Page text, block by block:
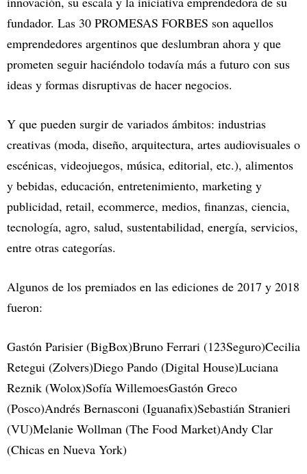
fundador. Las 30 PROMESAS FORBES son aquellos
emprendedores argentinos que deslumbran ahora y que
prometen seguir haciéndolo todavía más a futuro con sus
ideas y formas disruptivas de hacer negocios.
Y que pueden surgir de variados ámbitos: industrias
creativas (moda, diseño, arquitectura, artes audiovisuales o
escénicas, videojuegos, música, editorial, etc.), alimentos
y bebidas, educación, entretenimiento, marketing y
publicidad, retail, ecommerce, medios, finanzas, ciencia,
tecnología, agro, salud, sustentabilidad, energía, servicios,
entre otras categorías.
Algunos de los premiados en las ediciones de 2017 y 2018
fueron:
Gastón Parisier (BigBox)Bruno Ferrari (123Seguro)Cecilia
Retegui (Zolvers)Diego Pando (Digital House)Luciana
Reznik (Wolox)Sofía WillemoesGastón Greco
(Posco)Andrés Bernasconi (Iguanafix)Sebastián Stranieri
(VU)Melanie Wollman (The Food Market)Andy Clar
(Chicas en Nueva York)